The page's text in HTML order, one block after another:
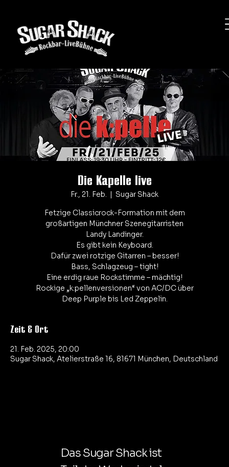
Die Kapelle live
Fr., 21. Feb.
Sugar Shack
Fetzige Classicrock-Formation mit dem
großartigen Münchner Szenegitarristen
Landy Landinger.
Es gibt kein Keyboard.
Dafür zwei rotzige Gitarren – besser!
Bass, Schlagzeug – tight!
Eine erdig raue Rockstimme – mächtig!
Rockige „k:pellenversionen“ von AC/DC über
Zeit & Ort
21. Feb. 2025, 20:00
Sugar Shack, Atelierstraße 16, 81671 München, Deutschland
Das Sugar Shack ist